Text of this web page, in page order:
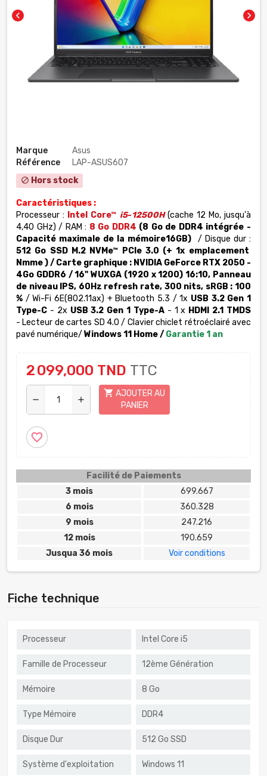
chevron_left chevron_right
Marque
Asus
Référence
LAP-ASUS607
block Hors stock
Caractéristiques :
Processeur :
Intel Core™ i5-12500H(cache 12 Mo, jusqu'à
4,40 GHz) / RAM : 8 Go DDR4 (8 Go de DDR4 intégrée -
Capacité maximale de la mémoire16GB)
/ Disque dur :
512 Go SSD M.2 NVMe™ PCIe 3.0 (+ 1x emplacement
Nmme) / Carte graphique : NVIDIA GeForce RTX 2050 -
4Go GDDR6 / 16" WUXGA (1920 x 1200) 16:10, Panneau
de niveau IPS, 60Hz refresh rate, 300 nits, sRGB : 100
% / Wi-Fi 6E(802.11ax) + Bluetooth 5.3 / 1x USB 3.2 Gen 1
Type-C - 2x USB 3.2 Gen 1 Type-A- 1 x HDMI 2.1 TMDS
- Lecteur de cartes SD 4.0 / Clavier chiclet rétroéclairé avec
pavé numérique/ Windows 11 Home / Garantie 1 an
2 099,000 TND TTC
remove add
shopping_cart AJOUTER AU
PANIER
favorite_border
Facilité de Paiements
3 mois
699.667
6 mois
360.328
9 mois
247.216
12 mois
190.659
Jusqua 36 mois
Voir conditions
Fiche technique
Processeur Intel Core i5
Famille de Processeur 12ème Génération
Mémoire 8 Go
Type Mémoire DDR4
Disque Dur 512 Go SSD
Système d'exploitation Windows 11